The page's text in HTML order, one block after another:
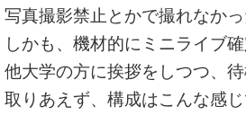
写真撮影禁止とかで撮れなか
しかも、機材的にミニライブ
他大学の方に挨拶をしつつ、
取りあえず、構成はこんな感